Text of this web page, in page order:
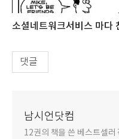
소셜네트워크서비스 마다
댓글
남시언닷컴
12권의 책을 쓴 베스트셀러